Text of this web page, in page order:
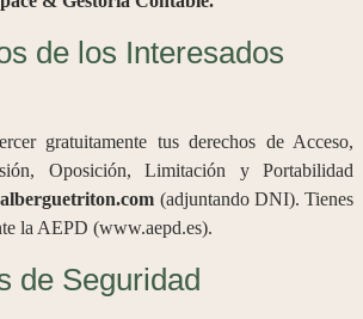
de los Interesados
gratuitamente tus derechos de Acceso,
Oposición, Limitación y Portabilidad
(adjuntando DNI). Tienes
la AEPD (www.aepd.es).
de Seguridad